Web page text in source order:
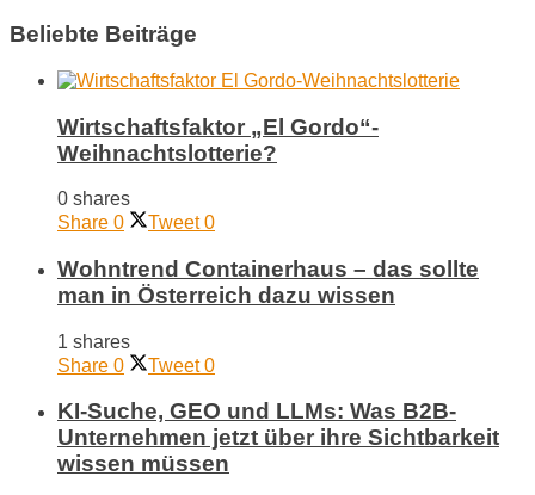
Beliebte Beiträge
Wirtschaftsfaktor „El Gordo“-
Weihnachtslotterie?
0 shares
Share 0 Tweet 0
Wohntrend Containerhaus – das sollte
man in Österreich dazu wissen
1 shares
Share 0 Tweet 0
KI-Suche, GEO und LLMs: Was B2B-
Unternehmen jetzt über ihre Sichtbarkeit
wissen müssen